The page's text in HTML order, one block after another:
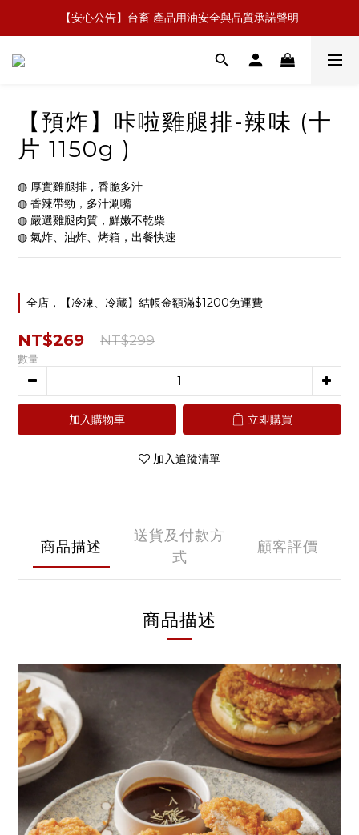
\ 加𝙇𝙄𝙉𝙀好友 拿免費無骨排骨 /
【安心公告】台畜 產品用油安全與品質承諾聲明
\ 加𝙇𝙄𝙉𝙀好友 拿免費無骨排骨 /
【預炸】咔啦雞腿排-辣味 (十
片 1150g )
◍ 厚實雞腿排，香脆多汁
◍ 香辣帶勁，多汁涮嘴
◍ 嚴選雞腿肉質，鮮嫩不乾柴
◍ 氣炸、油炸、烤箱，出餐快速
全店，【冷凍、冷藏】結帳金額滿$1200免運費
NT$269 NT$299
數量
加入購物車 立即購買
加入追蹤清單
商品描述
送貨及付款方
式
顧客評價
商品描述